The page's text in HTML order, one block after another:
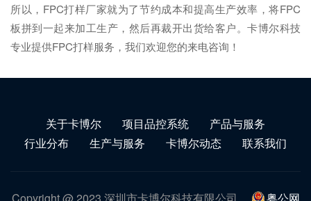
所以，FPC打样厂家就为了节约成本和提高生产效率，将FPC
板拼到一起来加工生产，然后再裁开出货给客户。卡博尔科技
专业提供FPC打样服务，我们欢迎您的来电咨询！
关于卡博尔 项目品控系统
产品与服务
行业分布
生产与服务 卡博尔动态 联系我们
Copyright @ 2023 深圳市卡博尔科技有限公司 粤公网